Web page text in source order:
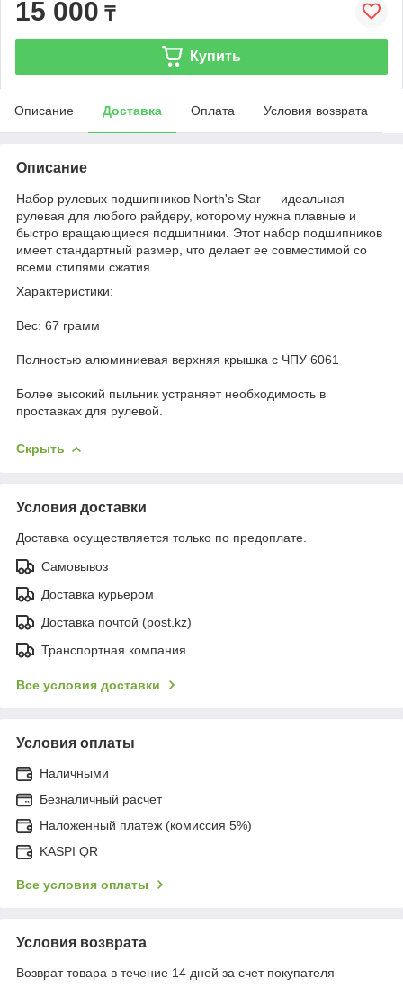
15 000 ₸
Купить
Описание Доставка Оплата Условия возврата
Описание
Набор рулевых подшипников North's Star — идеальная
рулевая для любого райдеру, которому нужна плавные и
быстро вращающиеся подшипники. Этот набор подшипников
имеет стандартный размер, что делает ее совместимой со
всеми стилями сжатия.
Характеристики:
Вес: 67 грамм
Полностью алюминиевая верхняя крышка с ЧПУ 6061
Более высокий пыльник устраняет необходимость в
проставках для рулевой.
Скрыть
Условия доставки
Доставка осуществляется только по предоплате.
Самовывоз
Доставка курьером
Доставка почтой (post.kz)
Транспортная компания
Все условия доставки
Условия оплаты
Наличными
Безналичный расчет
Наложенный платеж (комиссия 5%)
KASPI QR
Все условия оплаты
Условия возврата
Возврат товара в течение 14 дней за счет покупателя